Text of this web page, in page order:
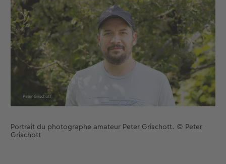
Portrait du photographe amateur Peter Grischott. © Peter
Grischott